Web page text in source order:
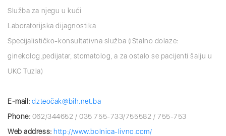
Služba za njegu u kući
Laboratorijska dijagnostika
Specijalističko-konsultativna služba (iStalno dolaze:
ginekolog,pedijatar, stomatolog, a za ostalo se pacijenti šalju u
UKC Tuzla)
E-mail: dzteočak@bih.net.ba
Phone: 062/344652 / 035 755-733/755582 / 755-753
Web address: http://www.bolnica-livno.com/